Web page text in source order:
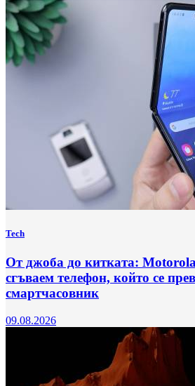
Tech
От джоба до китката:
сгъваем телефон, който се
смартчасовник
09.08.2026